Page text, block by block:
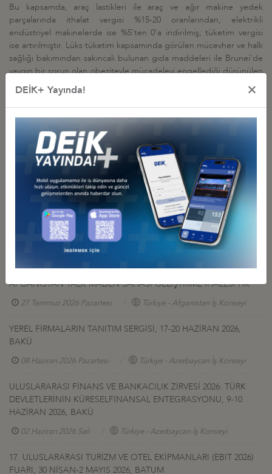
Bu kapsamda, araç lastikleri ile araç ve ağır makine yedek
parçalarında ithalat vergisi %15-20 oranlarından, elektrikli
endüstriyel makinelerde ise %5'ten 0'a indirilmiş; tüketim vergisi
ise artırılmıştır. Lüks tüketim kapsamında görülen mücevher ve halk
sağlığı bakımından sakıncalı bulunan gıda maddeleri ile Brunei'de
yaygın bir sorun olan obeziteyle mücadeleyi engellediği düşünülen
bilgisayar oyunları gibi kalemlerde de ithalat vergisi 0'a indirilirken,
tüketim vergisi artırılmıştır. Söz konusu duyuru ekte yer almaktadır.
İlgili Dosyalar
Duyuru
Diğer Duyurular
GÜRCİSTAN YATIRIM PROJELERİ HK.
AFGANİSTAN TALK MADEN SAHASI GELİŞTİRME İHALESİ HK
27 Temmuz 2026 Pazartesi Türkiye - Afganistan İş Konseyi
YEREL FİRMALARIN TANITIM SERGİSİ, 17-20 HAZİRAN 2026,
BAKÜ
08 Haziran 2026 Pazartesi Türkiye - Azerbaycan İş Konseyi
ULUSLARARASI FİNANS VE BANKACILIK ZİRVESİ 2026: TÜRK
DEVLETLERİNİN KÜRESELFİNANSAL ENTEGRASYONU, 9-10
HAZİRAN 2026, BAKÜ
02 Haziran 2026 Salı Türkiye - Azerbaycan İş Konseyi
17. ULUSLARARASI TURİZM VE OTEL EKİPMANLARI (EBIT 2026)
FUARI, 30 NİSAN-2 MAYIS 2026, BATUM
DEİK+ Yayında! ×